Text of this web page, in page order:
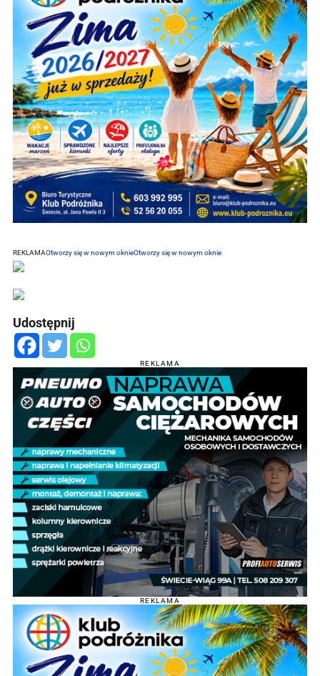
REKLAMAOtworzy się w nowym oknieOtworzy się w nowym oknie
Udostępnij
REKLAMA
REKLAMA